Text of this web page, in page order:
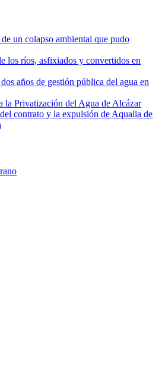
un colapso ambiental que pudo
los ríos, asfixiados y convertidos en
años de gestión pública del agua en
la Privatización del Agua de Alcázar
contrato y la expulsión de Aqualia de